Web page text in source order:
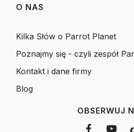
O NAS
Kilka Słów o Parrot Planet
Poznajmy się - czyli zespół
Kontakt i dane firmy
Blog
OBSERWUJ